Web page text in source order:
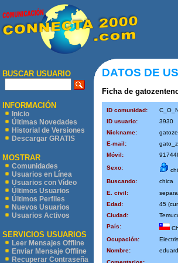
BUSCAR USUARIO
INFORMACIÓN
Inicio
Últimas Novedades
Historial de Versiones
Descargar GRATIS
MOSTRAR
Comunidades
Usuarios en Línea
Usuarios con Vídeo
Últimos Usuarios
Últimos Perfiles
Nuevos Usuarios
Usuarios Activos
SERVICIOS USUARIOS
Leer Mensajes Offline
Enviar Mensaje Offline
Recuperar Contraseña
DATOS DE
Ficha de
ID comunidad:
ID usuario:
3930
Nickname:
E-mail:
Móvil:
Sexo:
Buscando:
chica
E. civil:
Edad:
45
Ciudad:
País:
Ocupación:
Nombre: